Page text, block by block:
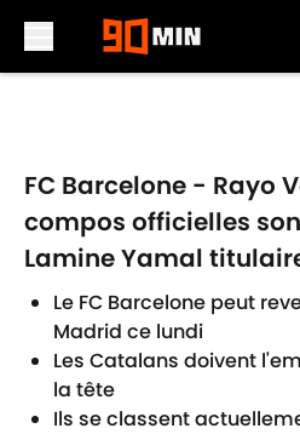
FC Barcelone - Rayo
compos officielles
Lamine Yamal
Le FC Barcelone peut
Madrid ce lundi
Les Catalans doivent
la tête
Ils se classent